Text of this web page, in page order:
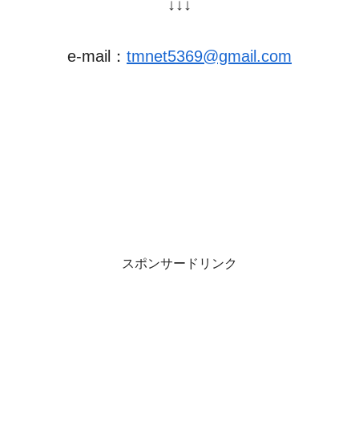
↓↓↓
e-mail： tmnet5369@gmail.com
スポンサードリンク